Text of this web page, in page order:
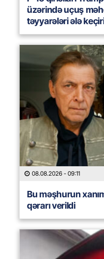
üzərində uçuş
təyyarələri ələ
08.08.2026 - 09:11
Bu məşhurun
qərarı verildi